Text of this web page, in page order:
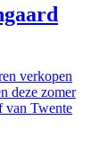
verkopen
deze zomer
van Twente